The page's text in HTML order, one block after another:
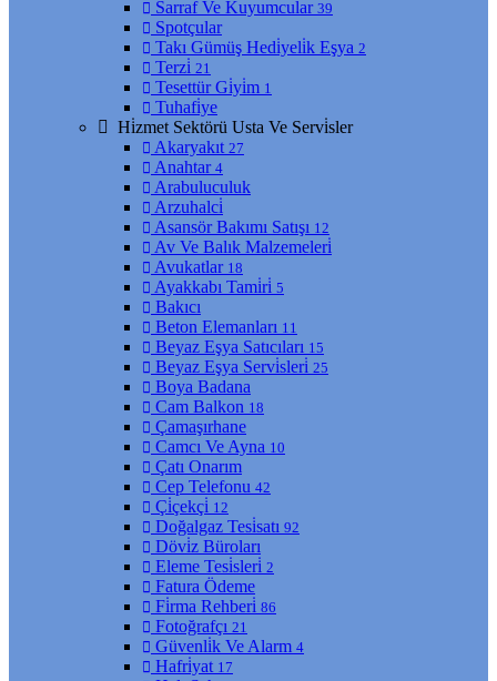
Sarraf Ve Kuyumcular 39
Spotçular
Takı Gümüş Hedi̇yeli̇k Eşya 2
Terzi̇ 21
Tesettür Gi̇yi̇m 1
Tuhafi̇ye
Hi̇zmet Sektörü Usta Ve Servi̇sler
Akaryakıt 27
Anahtar 4
Arabuluculuk
Arzuhalci̇
Asansör Bakımı Satışı 12
Av Ve Balık Malzemeleri̇
Avukatlar 18
Ayakkabı Tami̇ri̇ 5
Bakıcı
Beton Elemanları 11
Beyaz Eşya Satıcıları 15
Beyaz Eşya Servi̇sleri̇ 25
Boya Badana
Cam Balkon 18
Çamaşırhane
Camcı Ve Ayna 10
Çatı Onarım
Cep Telefonu 42
Çi̇çekçi̇ 12
Doğalgaz Tesi̇satı 92
Dövi̇z Büroları
Eleme Tesi̇sleri̇ 2
Fatura Ödeme
Fi̇rma Rehberi̇ 86
Fotoğrafçı 21
Güvenli̇k Ve Alarm 4
Hafri̇yat 17